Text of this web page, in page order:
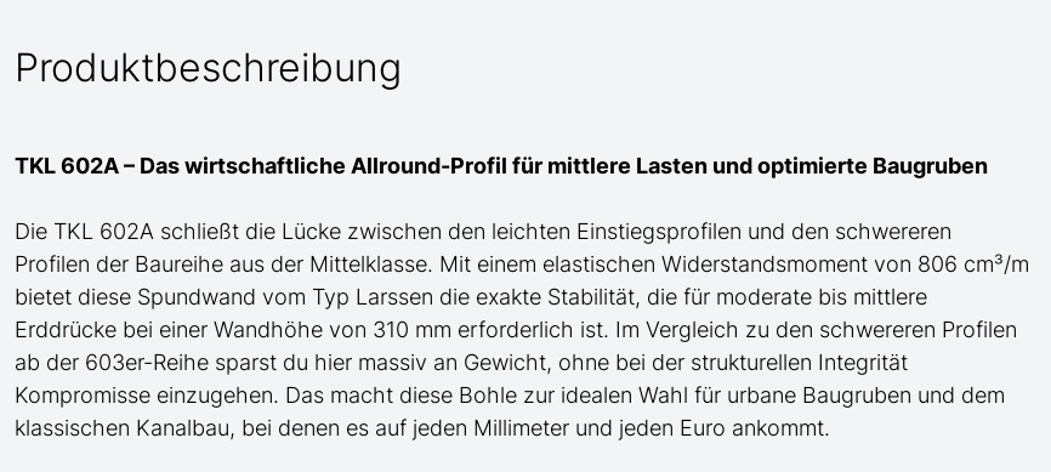
Produktbeschreibung
TKL 602A – Das wirtschaftliche Allround-Profil für mittlere Lasten und optimierte Baugruben
Die TKL 602A schließt die Lücke zwischen den leichten Einstiegsprofilen und den schwereren
Profilen der Baureihe aus der Mittelklasse. Mit einem elastischen Widerstandsmoment von 806 cm³/m
bietet diese Spundwand vom Typ Larssen die exakte Stabilität, die für moderate bis mittlere
Erddrücke bei einer Wandhöhe von 310 mm erforderlich ist. Im Vergleich zu den schwereren Profilen
ab der 603er-Reihe sparst du hier massiv an Gewicht, ohne bei der strukturellen Integrität
Kompromisse einzugehen. Das macht diese Bohle zur idealen Wahl für urbane Baugruben und dem
klassischen Kanalbau, bei denen es auf jeden Millimeter und jeden Euro ankommt.